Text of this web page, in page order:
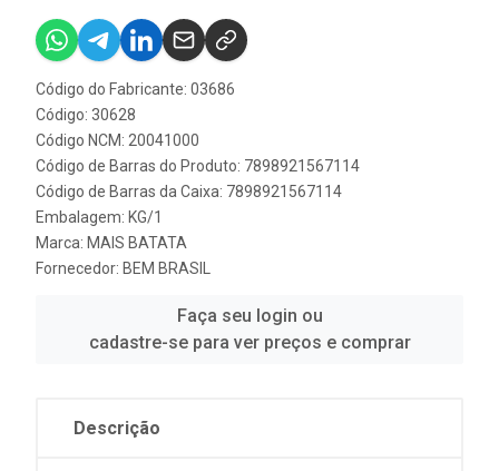
Código do Fabricante: 03686
Código: 30628
Código NCM: 20041000
Código de Barras do Produto: 7898921567114
Código de Barras da Caixa: 7898921567114
Embalagem: KG/1
Marca: MAIS BATATA
Fornecedor: BEM BRASIL
Faça seu login ou
cadastre-se para ver preços e comprar
Descrição